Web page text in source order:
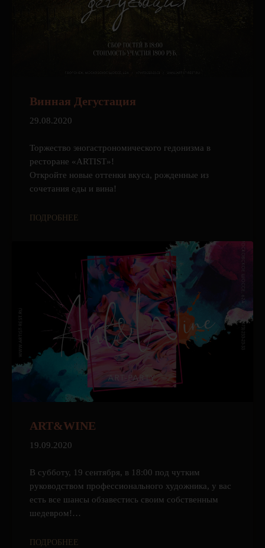
Винная Дегустация
29.08.2020
Торжество эногастрономического гедонизма в
ресторане «ARTIST»!
Откройте новые оттенки вкуса, рожденные из
сочетания еды и вина!
ПОДРОБНЕЕ
ART&WINE
19.09.2020
В субботу, 19 сентября, в 18:00 под чутким
руководством профессионального художника, у вас
есть все шансы обзавестись своим собственным
шедевром!…
ПОДРОБНЕЕ